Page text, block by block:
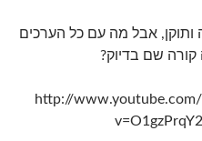
ותוקן, אבל מה עם כל הערכים
שם בדיוק?
[youtube quality=0]http://